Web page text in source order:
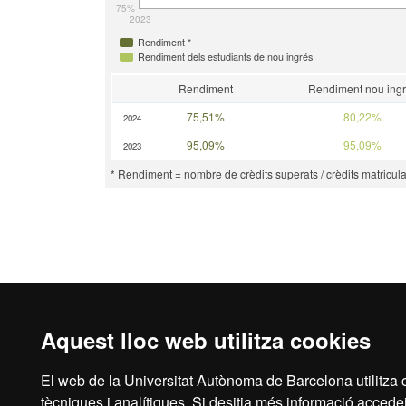
Aquest lloc web utilitza cookies
El web de la Universitat Autònoma de Barcelona
2023
75%
Rendiment *
Rendiment dels estudiants de nou ingrés
Rendiment Rendiment nou
2024 75,51% 80,22%
2023 95,09%
95,09%
* Rendiment = nombre de crèdits superats / crèdits
Avís legal